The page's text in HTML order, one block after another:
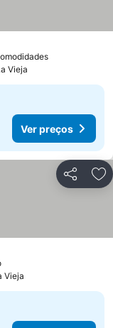
Vieja
Ver preços
Partilhar
Vieja